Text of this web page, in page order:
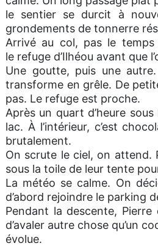
le sentier se durcit à
grondements de tonnerre
Arrivé au col, pas le
le refuge d’Ilhéou avant que
Une goutte, puis une
transforme en grêle. De
pas. Le refuge est proche.
Après un quart d’heure
lac. À l’intérieur, c’est
brutalement.
On scrute le ciel, on attend.
sous la toile de leur tente
La météo se calme. On
d’abord rejoindre le parking
Pendant la descente,
d’avaler autre chose qu’un
évolue.